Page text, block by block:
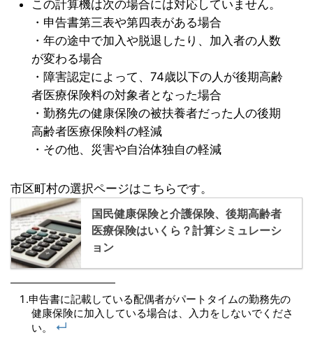
この計算機は次の場合には対応していません。
・申告書第三表や第四表がある場合
・年の途中で加入や脱退したり、加入者の人数
が変わる場合
・障害認定によって、74歳以下の人が後期高齢
者医療保険料の対象者となった場合
・勤務先の健康保険の被扶養者だった人の後期
高齢者医療保険料の軽減
・その他、災害や自治体独自の軽減
市区町村の選択ページはこちらです。
国民健康保険と介護保険、後期高齢者
医療保険はいくら？計算シミュレーシ
ョン
申告書に記載している配偶者がパートタイムの勤務先の
健康保険に加入している場合は、入力をしないでくださ
い。
↵